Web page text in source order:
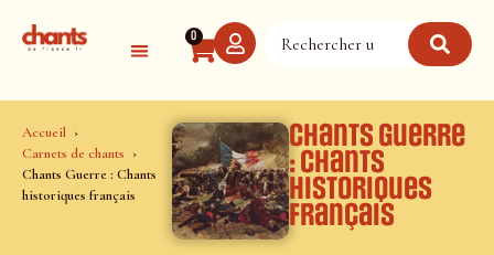
0
Accueil
Carnets de chants
Chants Guerre : Chants
historiques français
Chants Guerre
: Chants
historiques
français